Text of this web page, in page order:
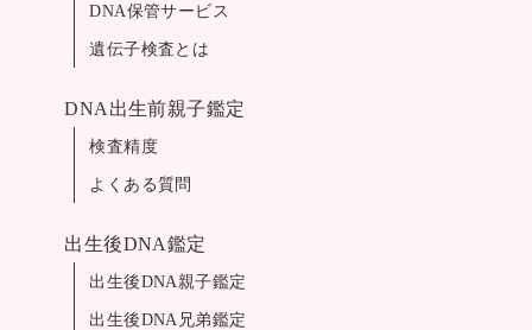
DNA保管サービス
遺伝子検査とは
DNA出生前親子鑑定
検査精度
よくある質問
出生後DNA鑑定
出生後DNA親子鑑定
出生後DNA兄弟鑑定